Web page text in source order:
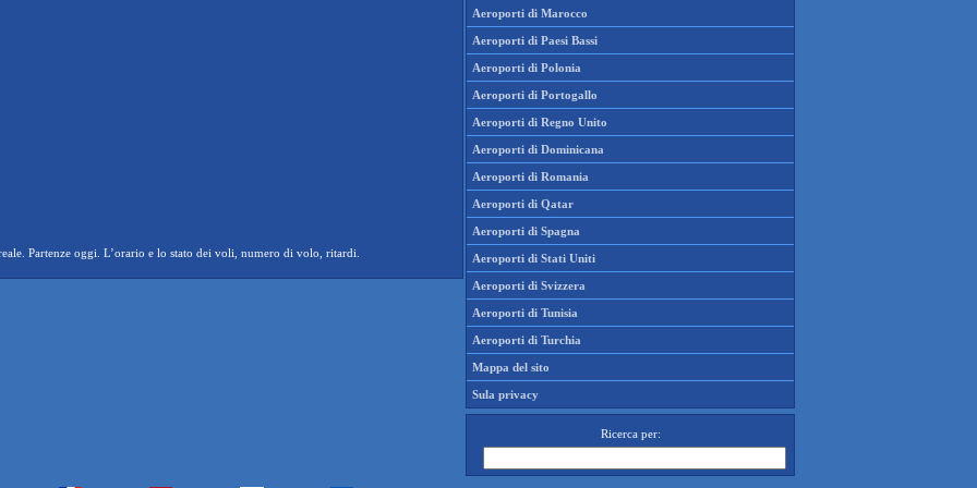
Partenze oggi. L’orario e lo stato dei voli, numero di volo, ritardi.
Aeroporti di Marocco
Aeroporti di Paesi Bassi
Aeroporti di Polonia
Aeroporti di Portogallo
Aeroporti di Regno Unito
Aeroporti di Dominicana
Aeroporti di Romania
Aeroporti di Qatar
Aeroporti di Spagna
Aeroporti di Stati Uniti
Aeroporti di Svizzera
Aeroporti di Tunisia
Aeroporti di Turchia
Mappa del sito
Sula privacy
Ricerca per: